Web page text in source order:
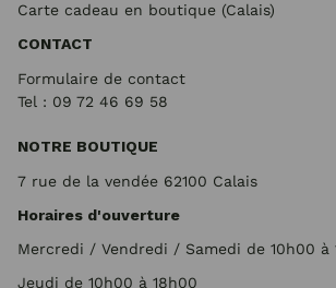
Carte cadeau en boutique (Calais)
CONTACT
Formulaire de contact
Tel : 09 72 46 69 58
NOTRE BOUTIQUE
7 rue de la vendée 62100 Calais
Horaires d'ouverture
Mercredi / Vendredi / Samedi de 10h00 à
Jeudi de 10h00 à 18h00